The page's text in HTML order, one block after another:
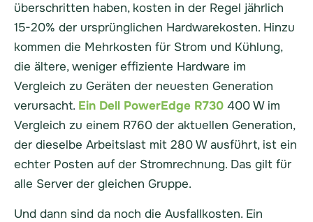
überschritten haben, kosten in der Regel jährlich
15-20% der ursprünglichen Hardwarekosten. Hinzu
kommen die Mehrkosten für Strom und Kühlung,
die ältere, weniger effiziente Hardware im
Vergleich zu Geräten der neuesten Generation
verursacht. Ein Dell PowerEdge R730 400 W im
Vergleich zu einem R760 der aktuellen Generation,
der dieselbe Arbeitslast mit 280 W ausführt, ist ein
echter Posten auf der Stromrechnung. Das gilt für
alle Server der gleichen Gruppe.
Und dann sind da noch die Ausfallkosten. Ein